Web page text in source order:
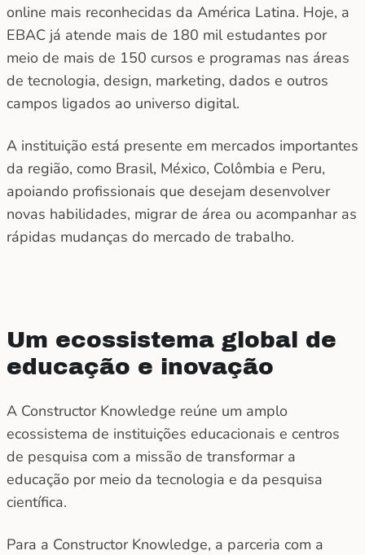
online mais reconhecidas da América Latina. Hoje, a
EBAC já atende mais de 180 mil estudantes por
meio de mais de 150 cursos e programas nas áreas
de tecnologia, design, marketing, dados e outros
campos ligados ao universo digital.
A instituição está presente em mercados importantes
da região, como Brasil, México, Colômbia e Peru,
apoiando profissionais que desejam desenvolver
novas habilidades, migrar de área ou acompanhar as
rápidas mudanças do mercado de trabalho.
Um ecossistema global de
educação e inovação
A Constructor Knowledge reúne um amplo
ecossistema de instituições educacionais e centros
de pesquisa com a missão de transformar a
educação por meio da tecnologia e da pesquisa
científica.
Para a Constructor Knowledge, a parceria com a